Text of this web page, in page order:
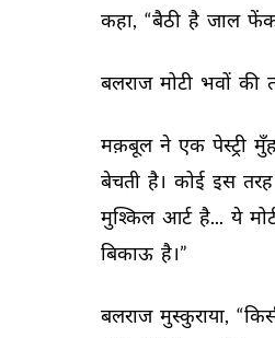
कहा, “बैठी है जाल
बलराज मोटी भवों की
मक़बूल ने एक पेस्ट्री
बेचती है। कोई इस तरह
मुश्किल आर्ट है... ये
बिकाऊ है।”
बलराज मुस्कुराया,